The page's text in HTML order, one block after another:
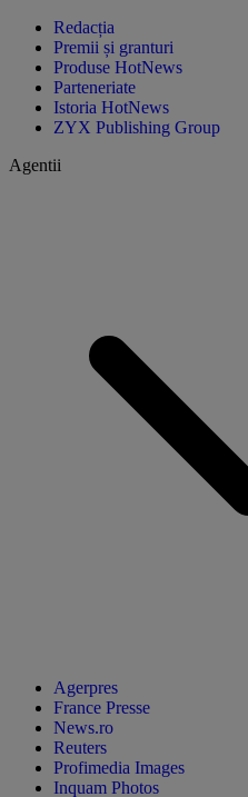
Redacția
Premii și granturi
Produse HotNews
Parteneriate
Istoria HotNews
ZYX Publishing Group
Agentii
Agerpres
France Presse
News.ro
Reuters
Profimedia Images
Inquam Photos